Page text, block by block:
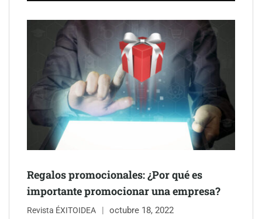
Gestoría Online reduce a unas horas el alta de autónomo
The Factory School explica por qué aprender herramientas de
Regalos promocionales: ¿Por qué es
importante promocionar una empresa?
Revista ÉXITOIDEA octubre 18, 2022